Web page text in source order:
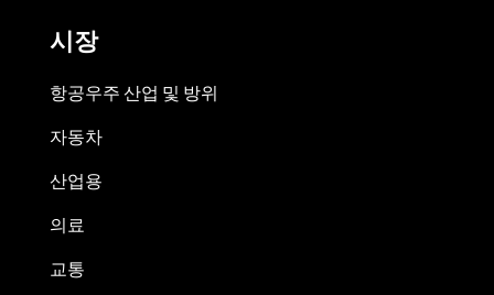
시장
항공우주 산업 및 방위
자동차
산업용
의료
교통